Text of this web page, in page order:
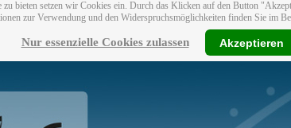
bieten setzen wir Cookies ein. Durch das Klicken auf den Button
zur Verwendung und den Widerspruchsmöglichkeiten finden Sie im
Nur essenzielle Cookies zulassen Akzeptieren